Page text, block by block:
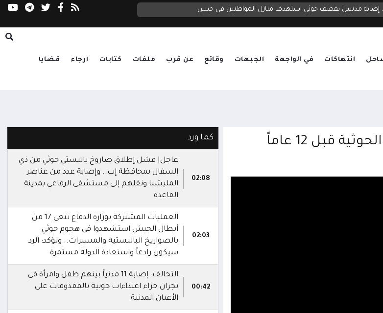
إصابة مدنيين بقصف حوثي استهدف منازل المواطنين في حيس
انتهاكات في الواجهة الجبهات وقائع عن قرب ملفات كتابات أرجاء قضايا
قبل 12 عاماً كما ورد
02:08
عاجل| فشل إطلاق صاروخ باليستي حوثي من ذي
السفال بمحافظة إب.. وإصابة عدد من عناصر
المليشيا ونقلهم إلى مستشفى الرفاعي بمدينة
القاعدة
02:03
العمليات المشتركة بوزارة الدفاع تنعى 17 من
أبطال الجيش استشهدوا في هجوم حوثي
بالصواريخ الباليستية والمسيرات.. وتؤكد: الرد
سيكون رادعاً واستعادة الدولة مستمرة
00:42
التحالف: إصابة 11 مدنياً بينهم طفل وامرأة في
نجران جراء اعتداءات حوثية بالمقذوفات على
الأعيان المدنية